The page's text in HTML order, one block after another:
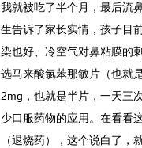
我就被吃了半个月，最后流
生告诉了家长实情，孩子目
染也好、冷空气对鼻粘膜的
选马来酸氯苯那敏片（也就
2mg，也就是半片，一天三
少口服药物的应用。在看看
（退烧药），这个说白了